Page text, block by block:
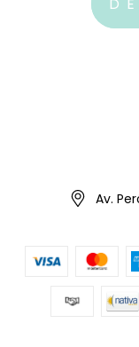
Av.